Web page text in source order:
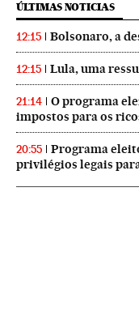
ÚLTIMAS NOTICIAS
12:15 Bolsonaro, a
12:15 Lula, uma
21:14
O programa
impostos para os
20:55
Programa
privilégios legais